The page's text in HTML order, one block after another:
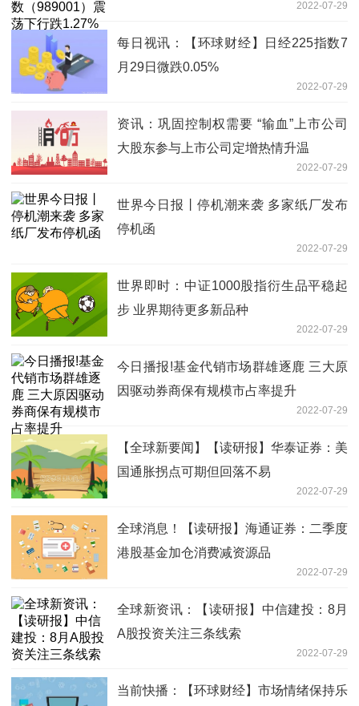
2022-07-29
每日视讯：【环球财经】日经225指数7
月29日微跌0.05%
2022-07-29
资讯：巩固控制权需要 “输血”上市公司
大股东参与上市公司定增热情升温
2022-07-29
世界今日报丨停机潮来袭 多家纸厂发布
停机函
2022-07-29
世界即时：中证1000股指衍生品平稳起
步 业界期待更多新品种
2022-07-29
今日播报!基金代销市场群雄逐鹿 三大原
因驱动券商保有规模市占率提升
2022-07-29
【全球新要闻】【读研报】华泰证券：美
国通胀拐点可期但回落不易
2022-07-29
全球消息！【读研报】海通证券：二季度
港股基金加仓消费减资源品
2022-07-29
全球新资讯：【读研报】中信建投：8月
A股投资关注三条线索
2022-07-29
当前快播：【环球财经】市场情绪保持乐